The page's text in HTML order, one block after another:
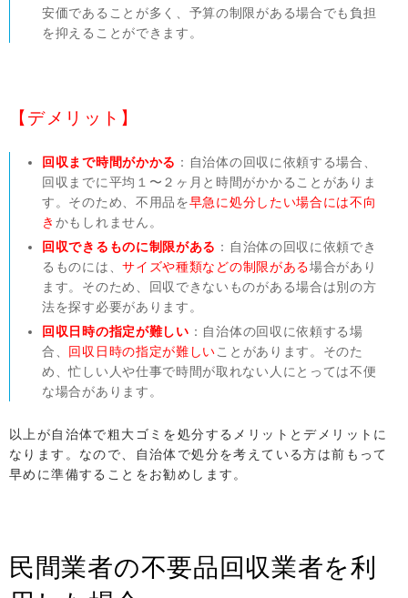
安価であることが多く、予算の制限がある場合でも負担
を抑えることができます。
【デメリット】
回収まで時間がかかる ：自治体の回収に依頼する場合、
回収までに平均１〜２ヶ月と時間がかかることがありま
す。そのため、不用品を早急に処分したい場合には不向
き かもしれません。
回収できるものに制限がある ：自治体の回収に依頼でき
るものには、サイズや種類などの制限がある場合があり
ます。そのため、回収できないものがある場合は別の方
法を探す必要があります。
回収日時の指定が難しい ：自治体の回収に依頼する場
合、 回収日時の指定が難しいことがあります。そのた
め、忙しい人や仕事で時間が取れない人にとっては不便
な場合があります。
以上が自治体で粗大ゴミを処分するメリットとデメリットに
なります。なので、自治体で処分を考えている方は前もって
早めに準備することをお勧めします。
民間業者の不要品回収業者を利